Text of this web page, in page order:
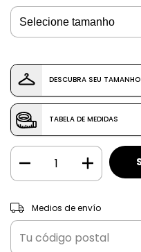
DESCUBRA SEU TAMANHO
TABELA DE MEDIDAS
Entregas para el CP:
Medios de envío